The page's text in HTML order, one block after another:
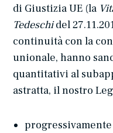
di Giustizia UE (la
Tedeschidel
continuità con la
unionale, hanno
quantitativi al
astratta, il nostro